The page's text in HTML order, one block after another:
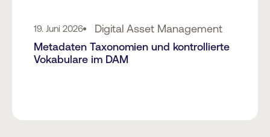
19. Juni 2026 Digital Asset Management
Metadaten Taxonomien und kontrollierte
Vokabulare im DAM